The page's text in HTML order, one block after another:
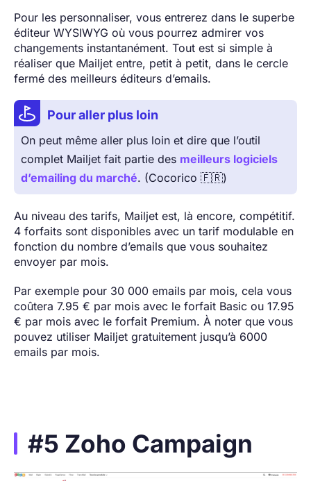
Pour les personnaliser, vous entrerez dans le superbe
éditeur WYSIWYG où vous pourrez admirer vos
changements instantanément. Tout est si simple à
réaliser que Mailjet entre, petit à petit, dans le cercle
fermé des meilleurs éditeurs d’emails.
Pour aller plus loin
On peut même aller plus loin et dire que l’outil
complet Mailjet fait partie des meilleurs logiciels
d’emailing du marché. (Cocorico 🇫🇷)
Au niveau des tarifs, Mailjet est, là encore, compétitif.
4 forfaits sont disponibles avec un tarif modulable en
fonction du nombre d’emails que vous souhaitez
envoyer par mois.
Par exemple pour 30 000 emails par mois, cela vous
coûtera 7.95 € par mois avec le forfait Basic ou 17.95
€ par mois avec le forfait Premium. À noter que vous
pouvez utiliser Mailjet gratuitement jusqu’à 6000
emails par mois.
#5 Zoho Campaign